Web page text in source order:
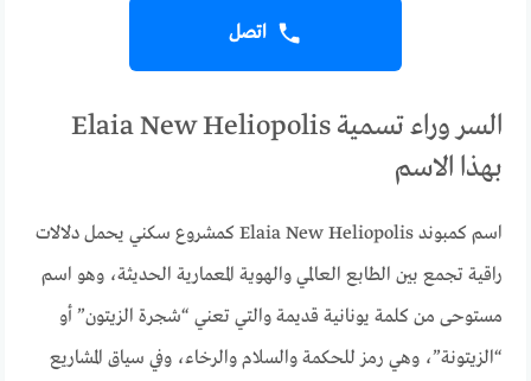
اتصل
السر وراء تسمية Elaia New Heliopolis
بهذا الاسم
اسم كمبوند Elaia New Heliopolis كمشروع سكني يحمل دلالات
راقية تجمع بين الطابع العالمي والهوية المعمارية الحديثة، وهو اسم
مستوحى من كلمة يونانية قديمة والتي تعني “شجرة الزيتون” أو
“الزيتونة”، وهي رمز للحكمة والسلام والرخاء، وفي سياق المشاريع